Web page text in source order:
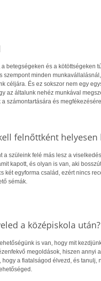
a betegségeken és a kötöttségeken
szempont minden
céljára. És ez sokszor nem egy
az általunk nehéz munkával
a számontartására és
felnőttként helyesen
a szüleink felé más lesz a
kapott, és olyan is van, aki
két egyforma család, ezért nincs
sémák.
a középiskola után?
is van, hogy mit
megoldások, hiszen annyi
hogy a fiatalságod élvezd, és tanulj,